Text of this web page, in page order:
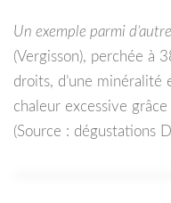
Un exemple parmi
(Vergisson), perchée à
droits, d’une minéralité
chaleur excessive
(Source : dégustations